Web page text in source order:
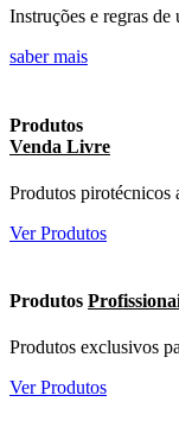
Instruções e regras
saber mais
Produtos
Venda Livre
Produtos pirotécnicos
Ver Produtos
Produtos
Produtos exclusivos
Ver Produtos